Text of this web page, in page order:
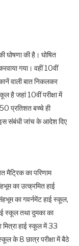
घोषणा की है। घोषित
करवाया गया। वहीं 10वीं
वाली बात निकलकर
है जहां 10वीं परीक्षा में
प्रतिशत बच्चे ही
इस संबंधी जांच के आदेश दिए
मैट्रिक का परिणाम
का उत्क्रमित हाई
का गवर्नमेंट हाई स्कूल,
स्कूल तथा दुमका का
मित्रा हाई स्कूल में 33
के 8 छात्र परीक्षा में बैठे